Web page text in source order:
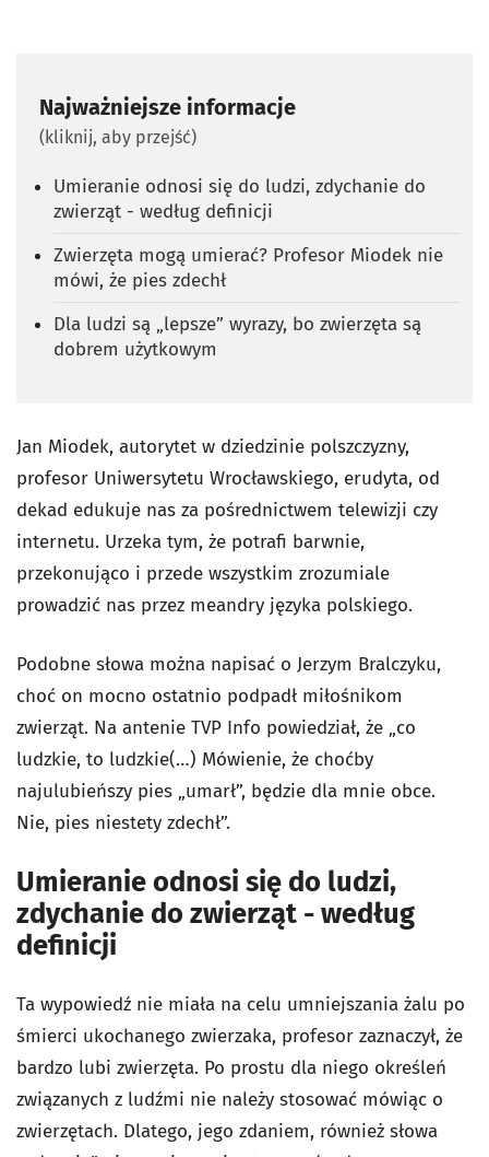
Najważniejsze informacje
(kliknij, aby przejść)
Umieranie odnosi się do ludzi, zdychanie do
zwierząt - według definicji
Zwierzęta mogą umierać? Profesor Miodek nie
mówi, że pies zdechł
Dla ludzi są „lepsze” wyrazy, bo zwierzęta są
dobrem użytkowym
Jan Miodek, autorytet w dziedzinie polszczyzny,
profesor Uniwersytetu Wrocławskiego, erudyta, od
dekad edukuje nas za pośrednictwem telewizji czy
internetu. Urzeka tym, że potrafi barwnie,
przekonująco i przede wszystkim zrozumiale
prowadzić nas przez meandry języka polskiego.
Podobne słowa można napisać o Jerzym Bralczyku,
choć on mocno ostatnio podpadł miłośnikom
zwierząt. Na antenie TVP Info powiedział, że „co
ludzkie, to ludzkie(…) Mówienie, że choćby
najulubieńszy pies „umarł”, będzie dla mnie obce.
Nie, pies niestety zdechł”.
Umieranie odnosi się do ludzi,
zdychanie do zwierząt - według
definicji
Ta wypowiedź nie miała na celu umniejszania żalu po
śmierci ukochanego zwierzaka, profesor zaznaczył, że
bardzo lubi zwierzęta. Po prostu dla niego określeń
związanych z ludźmi nie należy stosować mówiąc o
zwierzętach. Dlatego, jego zdaniem, również słowa